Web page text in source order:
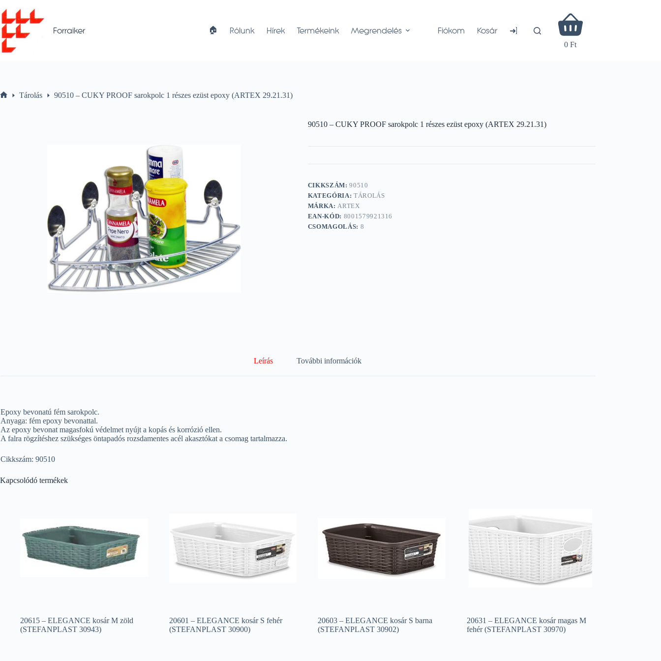
to
content
Forraiker 🏠︎ Rólunk Hírek Termékeink Megrendelés Fiókom Kosár ➜]
Shopping
cart
0 Ft
Tárolás 90510 – CUKY PROOF sarokpolc 1 részes ezüst epoxy (ARTEX 29.21.31)
90510 – CUKY PROOF sarokpolc 1 részes ezüst epoxy (ARTEX 29.21.31)
CIKKSZÁM:90510
KATEGÓRIA: TÁROLÁS
MÁRKA:ARTEX
EAN-KÓD: 8001579921316
CSOMAGOLÁS: 8
Leírás További információk
Epoxy bevonatú fém sarokpolc.
Anyaga: fém epoxy bevonattal.
Az epoxy bevonat magasfokú védelmet nyújt a kopás és korrózió ellen.
A falra rögzítéshez szükséges öntapadós rozsdamentes acél akasztókat a csomag tartalmazza.
Cikkszám: 90510
Kapcsolódó termékek
20615 – ELEGANCE kosár M zöld
(STEFANPLAST 30943)
20601 – ELEGANCE kosár S fehér
(STEFANPLAST 30900)
20603 – ELEGANCE kosár S barna
(STEFANPLAST 30902)
20631 – ELEGANCE kosár magas M
fehér (STEFANPLAST 30970)